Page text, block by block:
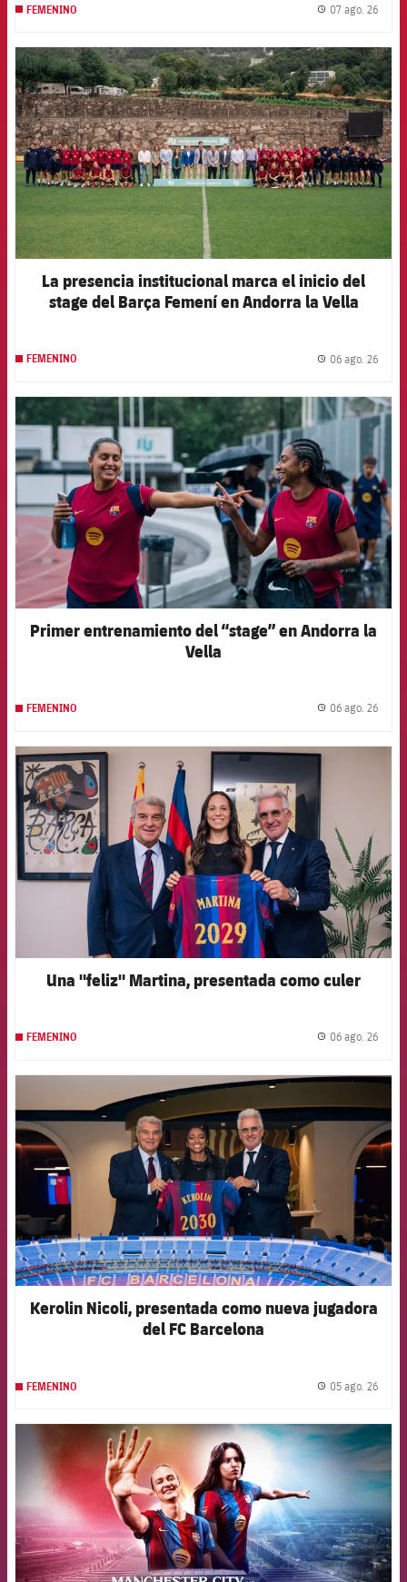
FEMENINO 07 ago. 26
FCB Barcelona badge
La presencia institucional marca el inicio del
stage del Barça Femení en Andorra la Vella
FEMENINO 06 ago. 26
FCB Barcelona badge
Primer entrenamiento del “stage” en Andorra la
Vella
FEMENINO 06 ago. 26
FCB Barcelona badge
Una "feliz" Martina, presentada como culer
FEMENINO 06 ago. 26
FCB Barcelona badge
Kerolin Nicoli, presentada como nueva jugadora
del FC Barcelona
FEMENINO 05 ago. 26
FCB Barcelona badge